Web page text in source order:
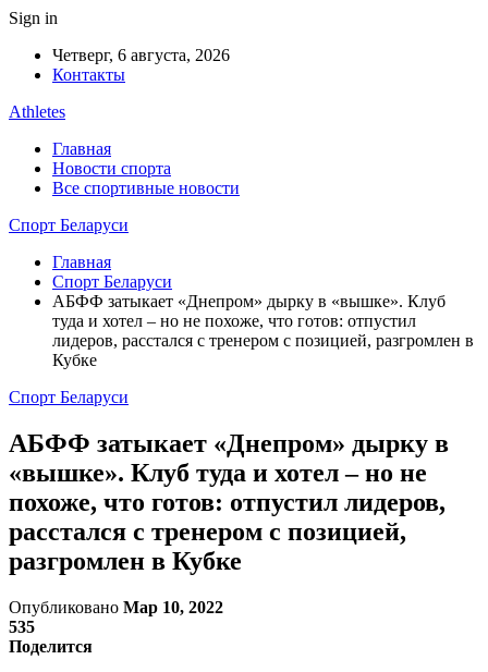
Sign in
Четверг, 6 августа, 2026
Контакты
Athletes
Главная
Новости спорта
Все спортивные новости
Спорт Беларуси
Главная
Спорт Беларуси
АБФФ затыкает «Днепром» дырку в «вышке». Клуб
туда и хотел – но не похоже, что готов: отпустил
лидеров, расстался с тренером с позицией, разгромлен в
Кубке
Спорт Беларуси
АБФФ затыкает «Днепром» дырку в
«вышке». Клуб туда и хотел – но не
похоже, что готов: отпустил лидеров,
расстался с тренером с позицией,
разгромлен в Кубке
Опубликовано Мар 10, 2022
535
Поделится